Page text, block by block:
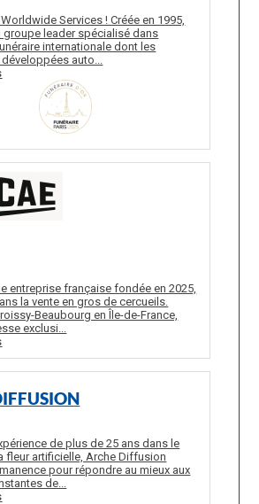
Services ! Créée en 1995,
groupe leader spécialisé dans
internationale dont les
auto...
entreprise française fondée en 2025,
la vente en gros de cercueils.
Beaubourg en Île-de-France,
exclusi...
de plus de 25 ans dans le
fleur artificielle, Arche Diffusion
pour répondre au mieux aux
de...